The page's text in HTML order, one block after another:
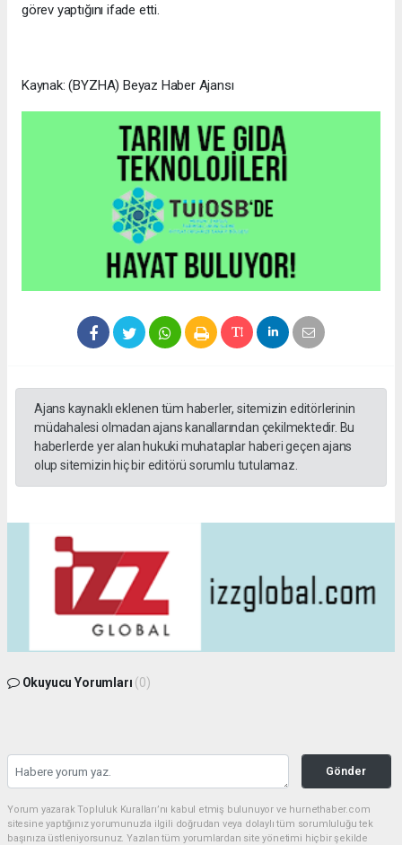
görev yaptığını ifade etti.
Kaynak: (BYZHA) Beyaz Haber Ajansı
Ajans kaynaklı eklenen tüm haberler, sitemizin editörlerinin
müdahalesi olmadan ajans kanallarından çekilmektedir. Bu
haberlerde yer alan hukuki muhataplar haberi geçen ajans
olup sitemizin hiç bir editörü sorumlu tutulamaz.
Okuyucu Yorumları (0)
Gönder
Yorum yazarak Topluluk Kuralları’nı kabul etmiş bulunuyor ve hurnethaber.com
sitesine yaptığınız yorumunuzla ilgili doğrudan veya dolaylı tüm sorumluluğu tek
başınıza üstleniyorsunuz. Yazılan tüm yorumlardan site yönetimi hiçbir şekilde